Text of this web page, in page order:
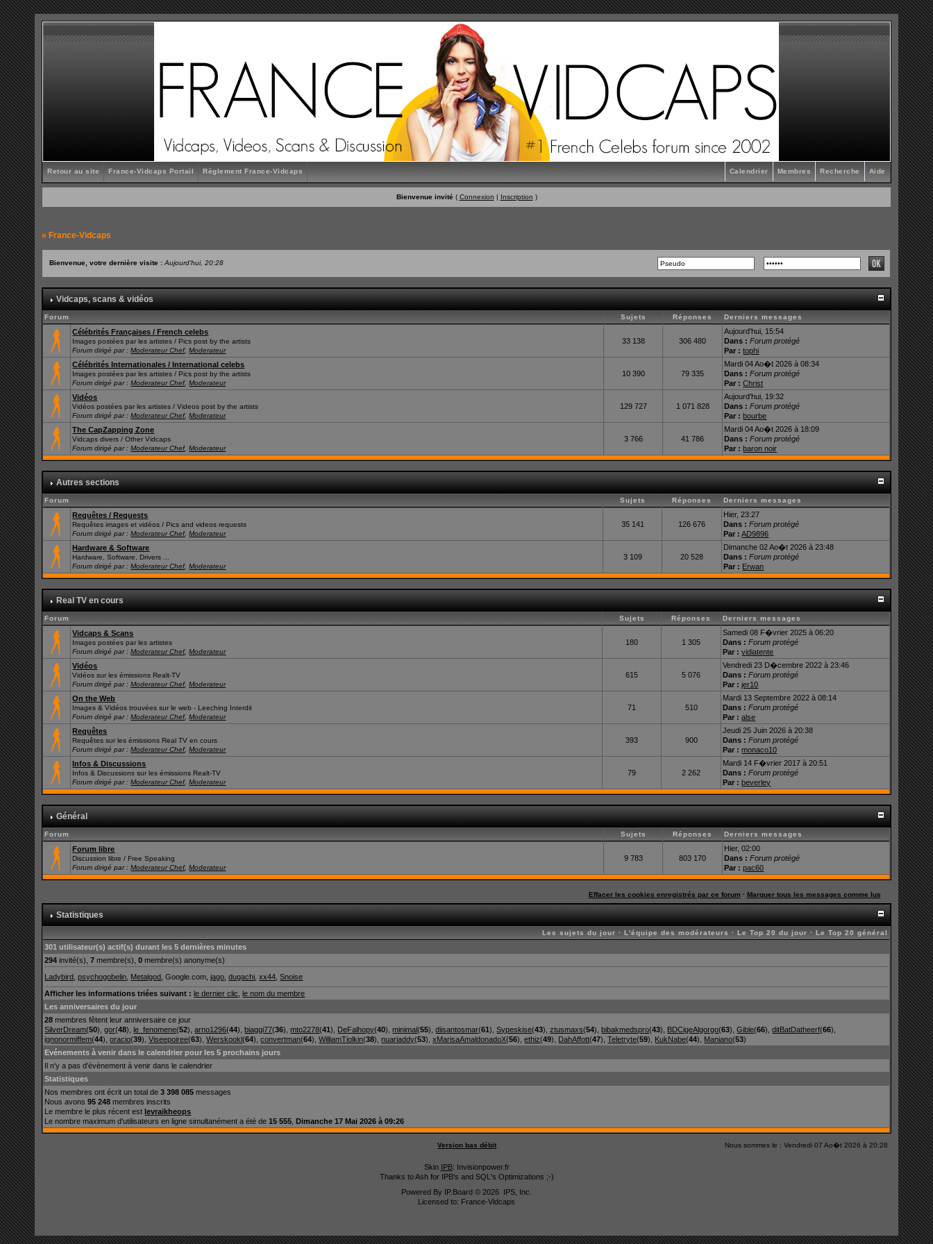
Retour au site France-Vidcaps Portail Règlement France-Vidcaps Aide
Recherche
Membres
Calendrier
Bienvenue invité( Connexion | Inscription )
» France-Vidcaps
Bienvenue, votre dernière visite :Aujourd'hui, 20:28
Vidcaps, scans & vidéos
Forum Sujets Réponses Derniers messages
Célébrités Françaises / French celebs
Images postées par les artistes / Pics post by the artists
Forum dirigé par :Moderateur Chef,Moderateur
33 138 306 480
Aujourd'hui, 15:54
Dans : Forum protégé
Par : tophi
Célébrités Internationales / International celebs
Images postées par les artistes / Pics post by the artists
Forum dirigé par :Moderateur Chef,Moderateur
10 390 79 335
Mardi 04 Ao�t 2026 à 08:34
Dans : Forum protégé
Par : Christ
Vidéos
Vidéos postées par les artistes / Videos post by the artists
Forum dirigé par :Moderateur Chef,Moderateur
129 727 1 071 828
Aujourd'hui, 19:32
Dans : Forum protégé
Par : bourbe
The CapZapping Zone
Vidcaps divers / Other Vidcaps
Forum dirigé par :Moderateur Chef,Moderateur
3 766 41 786
Mardi 04 Ao�t 2026 à 18:09
Dans : Forum protégé
Par : baron noir
Autres sections
Forum Sujets Réponses Derniers messages
Requêtes / Requests
Requêtes images et vidéos / Pics and videos requests
Forum dirigé par :Moderateur Chef,Moderateur
35 141 126 676
Hier, 23:27
Dans : Forum protégé
Par : AD9896
Hardware & Software
Hardware, Software, Drivers ...
Forum dirigé par :Moderateur Chef,Moderateur
3 109 20 528
Dimanche 02 Ao�t 2026 à 23:48
Dans : Forum protégé
Par : Erwan
Real TV en cours
Forum Sujets Réponses Derniers messages
Vidcaps & Scans
Images postées par les artistes
Forum dirigé par :Moderateur Chef,Moderateur
180 1 305
Samedi 08 F�vrier 2025 à 06:20
Dans : Forum protégé
Par : vidiatente
Vidéos
Vidéos sur les émissions Realt-TV
Forum dirigé par :Moderateur Chef,Moderateur
615 5 076
Vendredi 23 D�cembre 2022 à 23:46
Dans : Forum protégé
Par : jer10
On the Web
Images & Vidéos trouvées sur le web - Leeching Interdit
Forum dirigé par :Moderateur Chef,Moderateur
71 510
Mardi 13 Septembre 2022 à 08:14
Dans : Forum protégé
Par : alse
Requêtes
Requêtes sur les émissions Real TV en cours
Forum dirigé par :Moderateur Chef,Moderateur
393 900
Jeudi 25 Juin 2026 à 20:38
Dans : Forum protégé
Par : monaco10
Infos & Discussions
Infos & Discussions sur les émissions Realt-TV
Forum dirigé par :Moderateur Chef,Moderateur
79 2 262
Mardi 14 F�vrier 2017 à 20:51
Dans : Forum protégé
Par : beverley
Général
Forum Sujets Réponses Derniers messages
Forum libre
Discussion libre / Free Speaking
Forum dirigé par :Moderateur Chef,Moderateur
9 783 803 170
Hier, 02:00
Dans : Forum protégé
Par : pac60
Effacer les cookies enregistrés par ce forum· Marquer tous les messages comme lus
Statistiques
Les sujets du jour ·L'équipe des modérateurs ·Le Top 20 du jour ·Le Top 20 général
301 utilisateur(s) actif(s) durant les 5 dernières minutes
294 invité(s),7 membre(s),0 membre(s) anonyme(s)
Ladybird ,psychogobelin Metalgod , Google.com,jago ,dugachi ,xx44 ,Snoise
Afficher les informations triées suivant : le dernier clic ,le nom du membre
Les anniversaires du jour
28 membres fêtent leur anniversaire ce jour
SilverDream(50),gor(48),le_fenomene(52),arno1296(44),biaggi77(36),mto2278(41), DeFalhopy(40),minimal(55),diisantosmar(61),Sypeskise(43),ztusmaxs(54),bibakmedspro(43), BDCigeAlgorgo(63),Gible(66),ditBatDatheerf(66),
ignonormiffem(44),oracio(39),Viseepoiree(63),Werskookl(64),convertman(64),WilliamTiolkin(38),nuariaddy(53),xMarisaAmaldonadoX(56),ethiz(49), DahAffott(47),Teletryte(59), KukNabe(44), Maniano(53)
Evénements à venir dans le calendrier pour les 5 prochains jours
Il n'y a pas d'évènement à venir dans le calendrier
Statistiques
Nos membres ont écrit un total de3 398 085 messages
Nous avons95 248 membres inscrits
Le membre le plus récent estlevraikheops
Le nombre maximum d'utilisateurs en ligne simultanément a été de15 555 ,Dimanche 17 Mai 2026 à 09:26
Version bas débit Nous sommes le : Vendredi 07 Ao�t 2026 à 20:28
Skin IPB: Invisionpower.fr
Thanks to Ash for IPB's and SQL's Optimizations ;-)
Powered By IP.Board © 2026 IPS, Inc
Licensed to: France-Vidcaps